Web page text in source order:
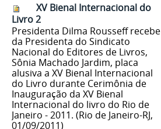
XV Bienal Internacional do
Livro 2
Presidenta Dilma Rousseff recebe
da Presidenta do Sindicato
Nacional do Editores de Livros,
Sônia Machado Jardim, placa
alusiva a XV Bienal Internacional
do Livro durante Cerimônia de
Inauguração da XV Bienal
Internacional do livro do Rio de
Janeiro - 2011. (Rio de Janeiro-RJ,
01/09/2011)